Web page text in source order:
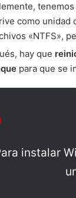
tenemos
como unidad
«NTFS»,
hay que
para que se
instalar